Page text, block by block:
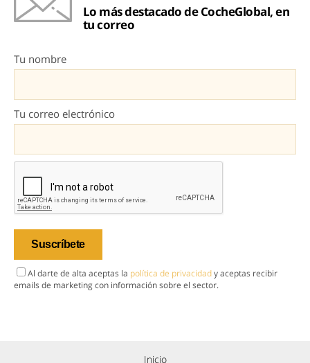
Lo más destacado de CocheGlobal, en
tu correo
Tu nombre
Tu correo electrónico
Al darte de alta aceptas la política de privacidady aceptas recibir
emails de marketing con información sobre el sector.
Inicio